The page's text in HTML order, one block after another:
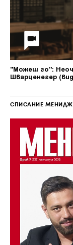
"Можеш го":
Шварценегер
СПИСАНИЕ